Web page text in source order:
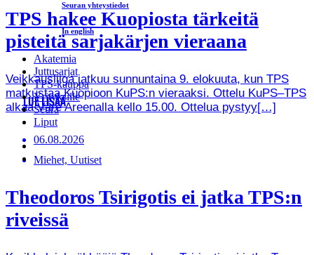
Seuran yhteystiedot
In english
Akatemia
Juttusarjat
TPS-kauppa
Yrityksille
Seura
Liput
TPS hakee Kuopiosta tärkeitä
pisteitä sarjakärjen vieraana
Veikkausliiga jatkuu sunnuntaina 9. elokuuta, kun TPS
matkustaa Kuopioon KuPS:n vieraaksi. Ottelu KuPS–TPS
alkaa Väre Areenalla kello 15.00. Ottelua pystyy[…]
LUE LISÄÄ
06.08.2026
Miehet, Uutiset
Theodoros Tsirigotis ei jatka TPS:n
riveissä